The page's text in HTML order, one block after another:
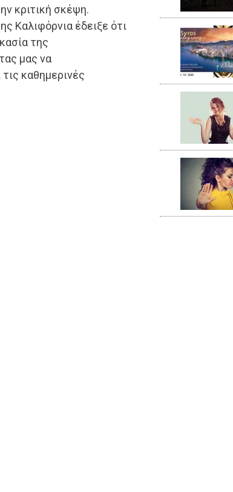
κριτική σκέψη.
Καλιφόρνια έδειξε ότι
της
μας να
καθημερινές